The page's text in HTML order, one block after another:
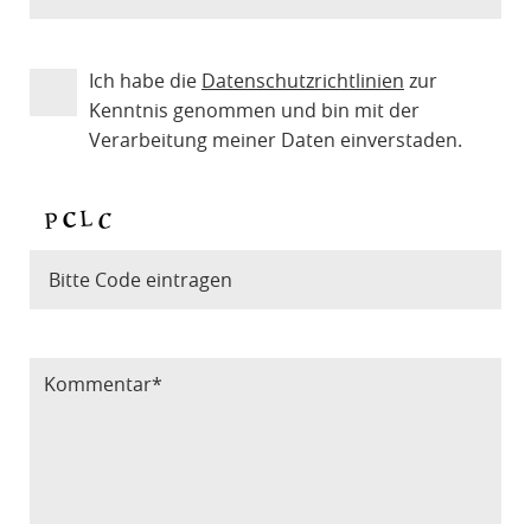
Ich habe die Datenschutzrichtlinien zur
Kenntnis genommen und bin mit der
Verarbeitung meiner Daten einverstaden.